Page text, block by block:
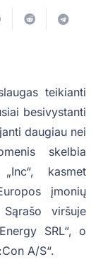
teikianti
besivystanti
daugiau nei
skelbia
kasmet
įmonių
viršuje
SRL“, o
A/S“.